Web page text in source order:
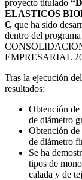
proyecto titulado
ELASTICOS
€, que ha sido
dentro del
EMPRESARIAL
Tras la ejecución
resultados:
Obtención de
de diámetro
Obtención de
de diámetro
Se ha
tipos de
calada y de